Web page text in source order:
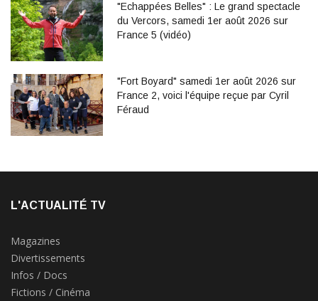
"Echappées Belles" : Le grand spectacle
du Vercors, samedi 1er août 2026 sur
France 5 (vidéo)
"Fort Boyard" samedi 1er août 2026 sur
France 2, voici l'équipe reçue par Cyril
Féraud
L'ACTUALITÉ TV
Magazines
Divertissements
Infos / Docs
Fictions / Cinéma